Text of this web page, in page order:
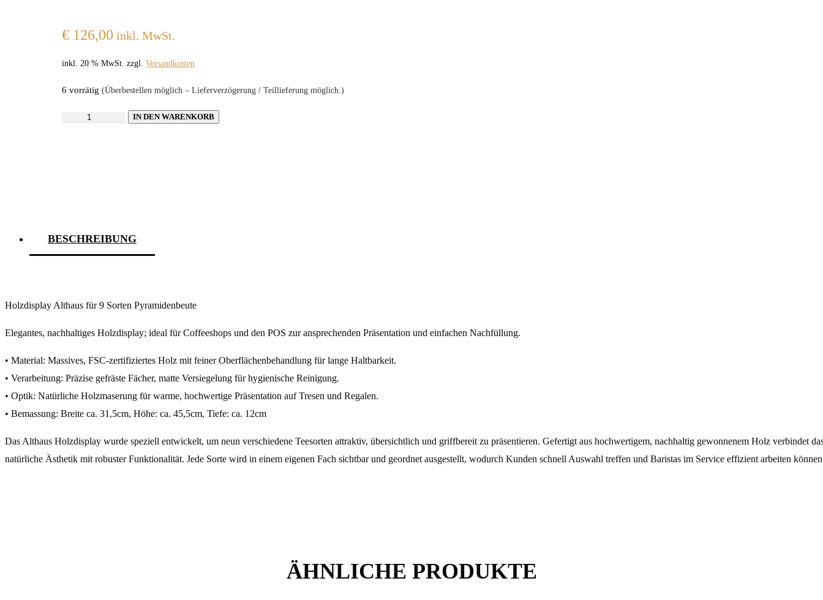
€126,00 inkl. MwSt.
inkl. 20 % MwSt. zzgl. Versandkosten
6 vorrätig (Überbestellen möglich – Lieferverzögerung / Teillieferung möglich.)
IN DEN WARENKORB
BESCHREIBUNG
Holzdisplay Althaus für 9 Sorten Pyramidenbeute
Elegantes, nachhaltiges Holzdisplay; ideal für Coffeeshops und den POS zur ansprechenden Präsentation und einfachen Nachfüllung.
• Material: Massives, FSC‑zertifiziertes Holz mit feiner Oberflächenbehandlung für lange Haltbarkeit.
• Verarbeitung: Präzise gefräste Fächer, matte Versiegelung für hygienische Reinigung.
• Optik: Natürliche Holzmaserung für warme, hochwertige Präsentation auf Tresen und Regalen.
• Bemassung: Breite ca. 31,5cm, Höhe: ca. 45,5cm, Tiefe: ca. 12cm
Das Althaus Holzdisplay wurde speziell entwickelt, um neun verschiedene Teesorten attraktiv, übersichtlich und griffbereit zu präsentieren. Gefertigt aus hochwertigem, nachhaltig gewonnenem Holz verbindet
natürliche Ästhetik mit robuster Funktionalität. Jede Sorte wird in einem eigenen Fach sichtbar und geordnet ausgestellt, wodurch Kunden schnell Auswahl treffen und Baristas im Service effizient arbeiten
ÄHNLICHE PRODUKTE